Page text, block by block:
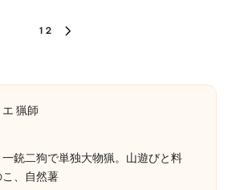
1 2
猟師
銃二狗で単独大物猟。山遊びと料
、自然薯